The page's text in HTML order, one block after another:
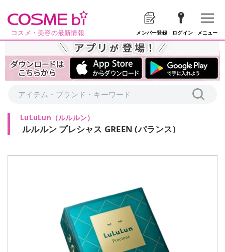
コスメ・美容の最新情報 メンバー登録 ログイン メニュー
LuLuLun （ルルルン）
ルルルン プレシャス GREEN (バランス)